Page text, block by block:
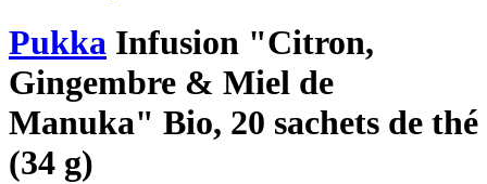
Pukka Infusion "Citron,
Gingembre & Miel de
Manuka" Bio, 20 sachets de thé
(34 g)